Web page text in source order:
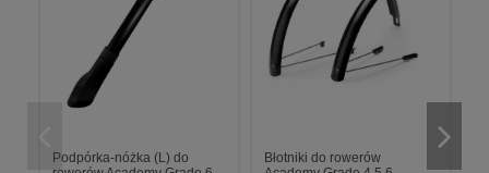
Podpórka-nóżka (L) do
Błotniki do rowerów